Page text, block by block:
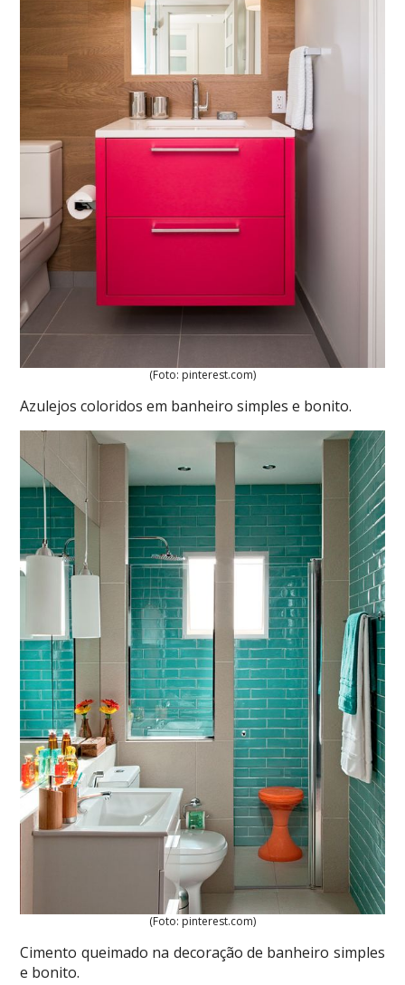
(Foto: pinterest.com)
Azulejos coloridos em banheiro simples e bonito.
(Foto: pinterest.com)
Cimento queimado na decoração de banheiro simples
e bonito.